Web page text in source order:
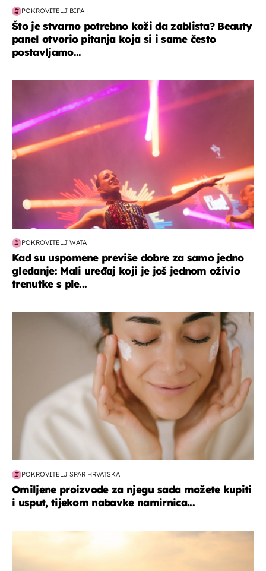
POKROVITELJ BIPA
Što je stvarno potrebno koži da zablista? Beauty
panel otvorio pitanja koja si i same često
postavljamo...
POKROVITELJ WATA
Kad su uspomene previše dobre za samo jedno
gledanje: Mali uređaj koji je još jednom oživio
trenutke s ple...
moda & ljepota
POKROVITELJ SPAR HRVATSKA
Omiljene proizvode za njegu sada možete kupiti
i usput, tijekom nabavke namirnica...